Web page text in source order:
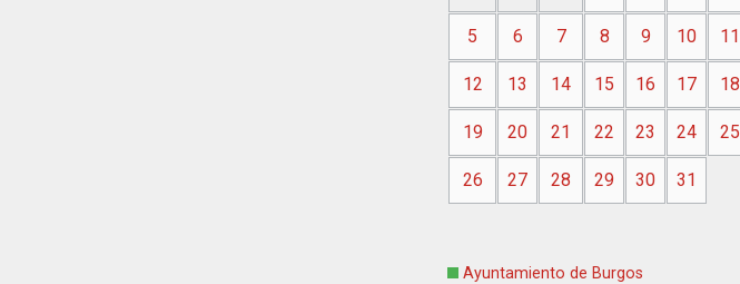
5 6 7 8 9 10 11
12 13 14 15 16 17 18
19 20 21 22 23 24 25
26 27 28 29 30 31
Ayuntamiento de Burgos